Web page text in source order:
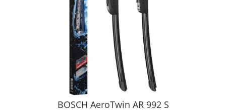
BOSCH AeroTwin AR 992 S